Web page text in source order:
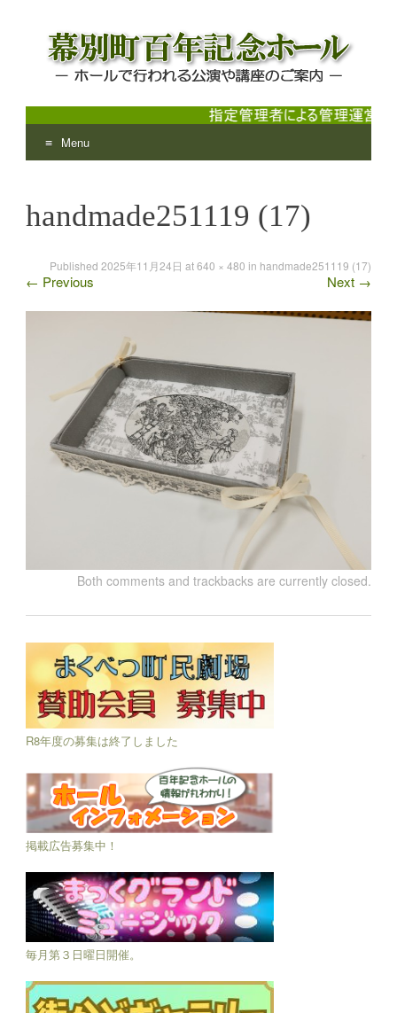
幕別町百年記念ホール
ホールで行われる公演や講座のご案内
Menu
content
handmade251119 (17)
Published 2025年11月24日 at640 × 480 in handmade251119 (17)
← Previous Next →
Both comments and trackbacks are currently closed.
R8年度の募集は終了しました
掲載広告募集中！
毎月第３日曜日開催。